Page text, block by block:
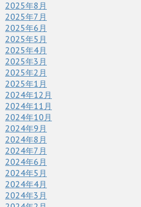
2025年8月
2025年7月
2025年6月
2025年5月
2025年4月
2025年3月
2025年2月
2025年1月
2024年12月
2024年11月
2024年10月
2024年9月
2024年8月
2024年7月
2024年6月
2024年5月
2024年4月
2024年3月